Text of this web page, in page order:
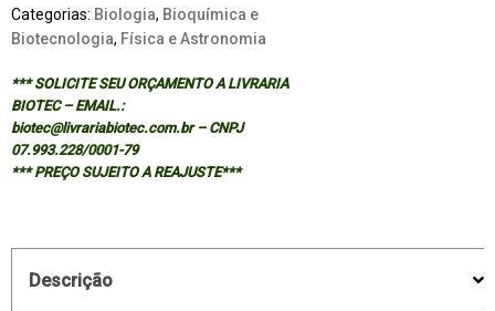
CYTOSKELETON
quantidade
Categorias: Biologia, Bioquímica e
Biotecnologia, Física e Astronomia
*** SOLICITE SEU ORÇAMENTO A LIVRARIA
BIOTEC – EMAIL.:
biotec@livrariabiotec.com.br – CNPJ
07.993.228/0001-79
*** PREÇO SUJEITO A REAJUSTE***
Descrição